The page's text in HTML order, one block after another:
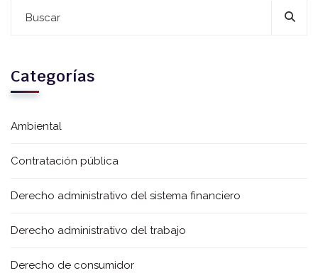
Categorías
Ambiental
Contratación pública
Derecho administrativo del sistema financiero
Derecho administrativo del trabajo
Derecho de consumidor